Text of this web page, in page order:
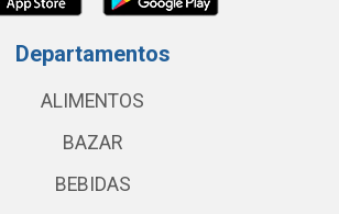
Departamentos
ALIMENTOS
BAZAR
BEBIDAS